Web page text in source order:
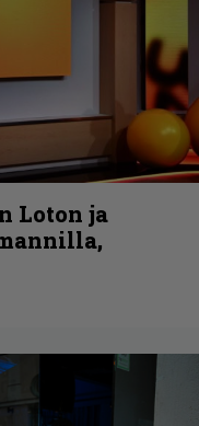
Loton ja